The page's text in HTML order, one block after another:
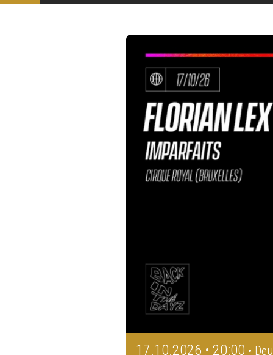
17.10.2026 • 20:00 •